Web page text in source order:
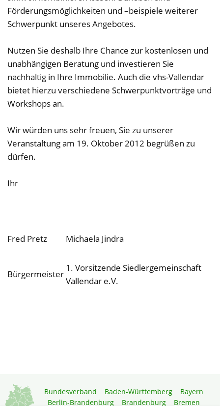
Förderungsmöglichkeiten und –beispiele weiterer
Schwerpunkt unseres Angebotes.
Nutzen Sie deshalb Ihre Chance zur kostenlosen und
unabhängigen Beratung und investieren Sie
nachhaltig in Ihre Immobilie. Auch die vhs-Vallendar
bietet hierzu verschiedene Schwerpunktvorträge und
Workshops an.
Wir würden uns sehr freuen, Sie zu unserer
Veranstaltung am 19. Oktober 2012 begrüßen zu
dürfen.
Ihr
Fred Pretz Michaela Jindra
Bürgermeister
1. Vorsitzende Siedlergemeinschaft
Vallendar e.V.
Bundesverband Baden-Württemberg
Bayern
Berlin-Brandenburg
Brandenburg Bremen